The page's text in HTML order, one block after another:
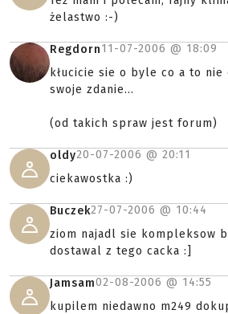
żelastwo :-)
Regdorn11-07-2006 @ 18:09
kłucicie sie o byle co a to nie
swoje zdanie...
(od takich spraw jest forum)
oldy20-07-2006 @ 20:11
ciekawostka :)
Buczek27-07-2006 @ 10:44
ziom najadl sie kompleksow
dostawal z tego cacka :]
Jamsam02-08-2006 @ 14:55
kupilem niedawno m249